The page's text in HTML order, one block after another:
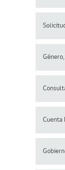
Cuenta